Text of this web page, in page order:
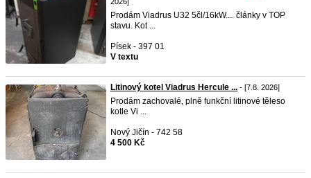
Prodám Viadrus U32 5čl/16kW.... články v TOP
stavu. Kot ...
Písek - 397 01
V textu
Litinový kotel Viadrus Hercule ... - [7.8. 2026]
Prodám zachovalé, plně funkční litinové těleso
kotle Vi ...
Nový Jičín - 742 58
4 500 Kč